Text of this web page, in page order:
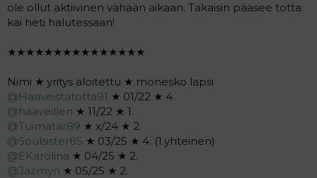
ole ollut aktiivinen vähään aikaan. Takaisin pääsee totta
kai heti halutessaan!
★★★★★★★★★★★★★★★
Nimi ★ yritys aloitettu ★ monesko lapsi
@Haaveistatotta91 ★ 01/22 ★ 4.
@haaveillen ★ 11/22 ★ 1.
@Tuimatar89 ★ x/24 ★ 2.
@Soulsister85 ★ 03/25 ★ 4. (1.yhteinen)
@EKarolina ★ 04/25 ★ 2.
@Jazmyn ★ 05/25 ★ 2.